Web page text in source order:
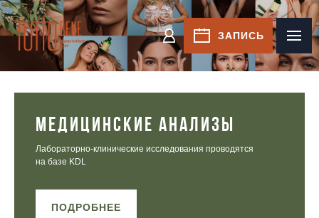
Tutto Bene
КАБИНЕТЗАПИСЬ
МЕДИЦИНСКИЕ АНАЛИЗЫ
Лабораторно-клинические исследования проводятся
на базе KDL
ПОДРОБНЕЕ